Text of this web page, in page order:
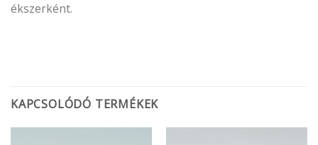
ékszerként.
KAPCSOLÓDÓ TERMÉKEK